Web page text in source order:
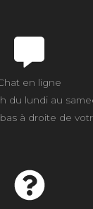
en ligne
du lundi au
à droite de